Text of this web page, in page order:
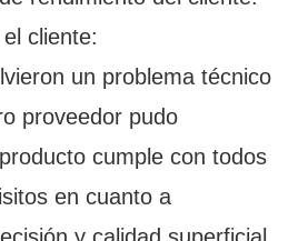
cliente:
un problema técnico
proveedor pudo
cumple con todos
en cuanto a